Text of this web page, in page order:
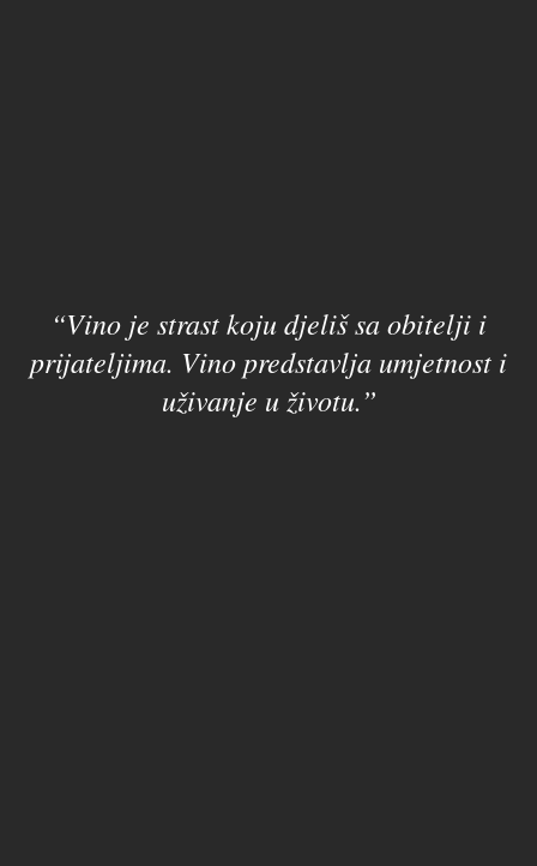
“Vino je strast koju djeliš sa obitelji i
prijateljima. Vino predstavlja umjetnost i
uživanje u životu.”